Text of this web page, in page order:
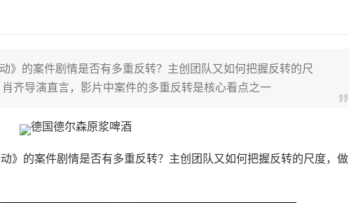
》的案件剧情是否有多重反转？主创团队又如何把握反转的尺
齐导演直言，影片中案件的多重反转是核心看点之一
的案件剧情是否有多重反转？主创团队又如何把握反转的尺度，做